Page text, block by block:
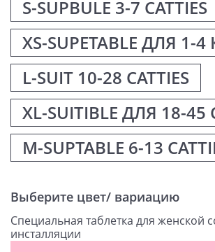
S-SUPBULE 3-7 CATTIES
XS-SUPETABLE ДЛЯ 1-
L-SUIT 10-28 CATTIES
XL-SUITIBLE ДЛЯ 18-45
M-SUPTABLE 6-13
Выберите цвет/ вариацию
Специальная таблетка для женской
инсталляции